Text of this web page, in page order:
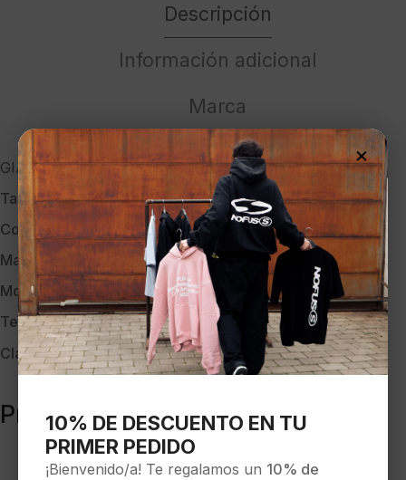
Descripción
Información adicional
Marca
GIANNI KAVANGH Pantalon cargo tie dye
Talla:XS
Color:UNICO
Marca:GIANNI KAVANAGH
Modelo: GKM000917 MULTI
Temporada:OI-20
Clave: 32249
Productos relacionados
×
10% DE DESCUENTO EN TU
PRIMER PEDIDO
¡Bienvenido/a! Te regalamos un 10% de